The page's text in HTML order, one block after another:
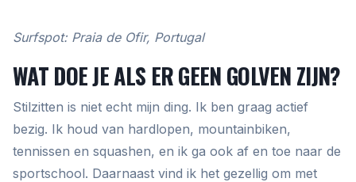
Surfspot: Praia de Ofir, Portugal
WAT DOE JE ALS ER GEEN GOLVEN ZIJN?
Stilzitten is niet echt mijn ding. Ik ben graag actief
bezig. Ik houd van hardlopen, mountainbiken,
tennissen en squashen, en ik ga ook af en toe naar de
sportschool. Daarnaast vind ik het gezellig om met